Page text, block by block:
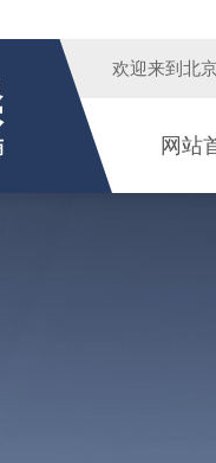
欢迎来到 北
网站